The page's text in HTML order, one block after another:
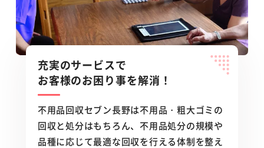
充実のサービスで
お客様のお困り事を解消！
不用品回収セブン長野は不用品・粗大ゴミの
回収と処分はもちろん、不用品処分の規模や
品種に応じて最適な回収を行える体制を整え